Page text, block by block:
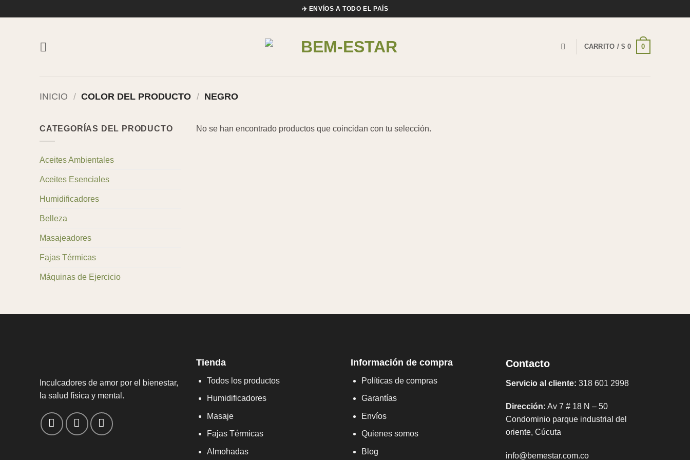
al
✈️ ENVÍOS A TODO EL PAÍS
CARRITO /$ 0 0
INICIO / COLOR DEL PRODUCTO / NEGRO
CATEGORÍAS DEL PRODUCTO
Aceites Ambientales
Aceites Esenciales
Humidificadores
Belleza
Masajeadores
Fajas Térmicas
Máquinas de Ejercicio
No se han encontrado productos que coincidan con tu selección.
Inculcadores de amor por el bienestar,
la salud física y mental.
Tienda
Todos los productos
Humidificadores
Masaje
Fajas Térmicas
Almohadas
Información de compra
Políticas de compras
Garantías
Envíos
Quienes somos
Blog
Contacto
Servicio al cliente: 318 601 2998
Dirección: Av 7 # 18 N – 50
Condominio parque industrial del
oriente, Cúcuta
info@bemestar.com.co